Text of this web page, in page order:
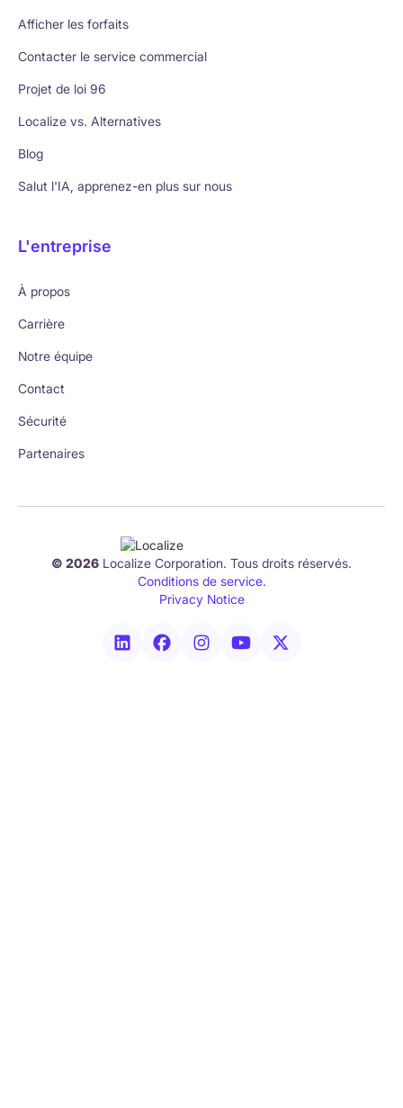
Afficher les forfaits
Contacter le service commercial
Projet de loi 96
Localize vs. Alternatives
Blog
Salut l'IA, apprenez-en plus sur nous
L'entreprise
À propos
Carrière
Notre équipe
Contact
Sécurité
Partenaires
© 2026 Localize Corporation. Tous droits réservés.
Conditions de service.
Privacy Notice